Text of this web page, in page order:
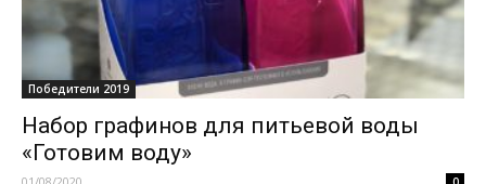
Победители 2019
Набор графинов для питьевой воды
«Готовим воду»